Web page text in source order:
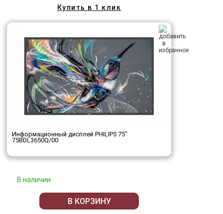
Купить в 1 клик
Информационный дисплей PHILIPS 75"
75BDL3650Q/00
В наличии
В КОРЗИНУ